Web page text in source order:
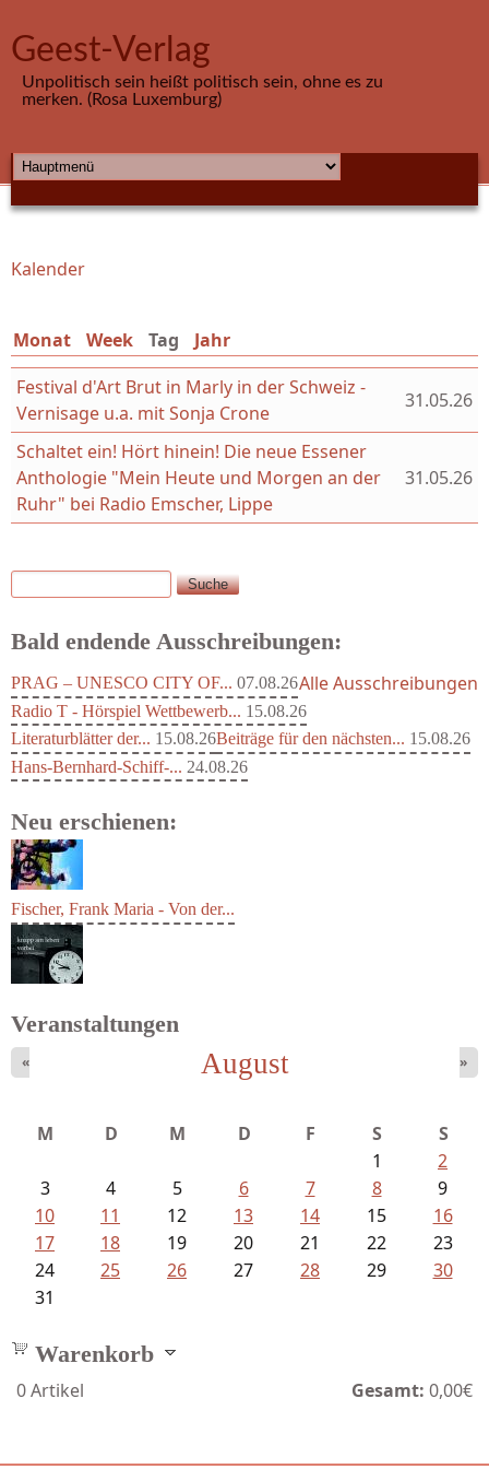
Geest-Verlag
Unpolitisch sein heißt politisch sein, ohne es zu
merken. (Rosa Luxemburg)
HAUPTMENÜ
Sie sind hier
Kalender
Monat Week Tag (aktiver Reiter)
Jahr
Festival d'Art Brut in Marly in der Schweiz -
Vernisage u.a. mit Sonja Crone
31.05.26
Schaltet ein! Hört hinein! Die neue Essener
Anthologie "Mein Heute und Morgen an der
Ruhr" bei Radio Emscher, Lippe
31.05.26
Suchformular
Suche
Bald endende Ausschreibungen:
PRAG – UNESCO CITY OF... 07.08.26
Radio T - Hörspiel Wettbewerb... 15.08.26
Literaturblätter der... 15.08.26Beiträge für den nächsten... 15.08.26
Hans-Bernhard-Schiff-... 24.08.26
Alle Ausschreibungen
Neu erschienen:
Schaffelhofer, Jörg - knapp am...
Fischer, Frank Maria - Von der...
Veranstaltungen
August
« »
M D M D F S
S
1
2
3
4 5 6 7 8
9
10
11 12 13 14 15
16
17
18 19 20 21 22
23
24
25 26 27 28 29
30
31
Warenkorb
0Artikel Gesamt: 0,00€